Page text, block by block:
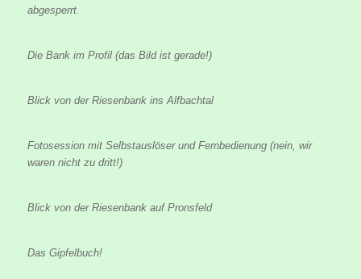
abgesperrt.
Die Bank im Profil (das Bild ist gerade!)
Blick von der Riesenbank ins Alfbachtal
Fotosession mit Selbstauslöser und Fernbedienung (nein, wir
waren nicht zu dritt!)
Blick von der Riesenbank auf Pronsfeld
Das Gipfelbuch!